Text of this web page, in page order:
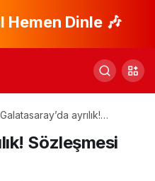
Hemen Dinle 🎶
Galatasaray’da ayrılık!
Sözleşmesi
Paylaş